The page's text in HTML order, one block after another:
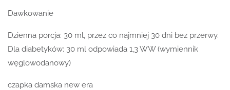
Dawkowanie
Dzienna porcja: 30 ml, przez co najmniej 30 dni bez przerwy.
Dla diabetyków: 30 ml odpowiada 1,3 WW (wymiennik
węglowodanowy)
czapka damska new era